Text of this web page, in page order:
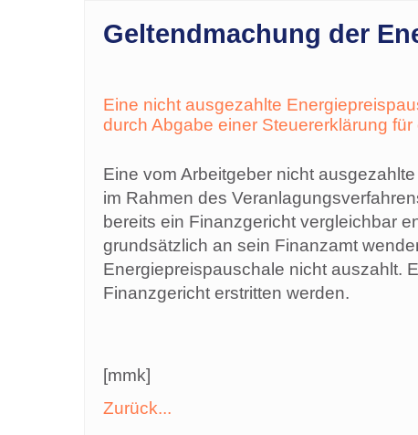
Geltendmachung der
Eine nicht ausgezahlte
durch Abgabe einer Steuererklärung
Eine vom Arbeitgeber nicht
im Rahmen des
bereits ein Finanzgericht vergleichbar
grundsätzlich an sein Finanzamt
Energiepreispauschale nicht auszahlt.
Finanzgericht erstritten werden.
[mmk]
Zurück...